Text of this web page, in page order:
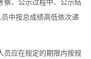
察、公示过程中、公示结
中按总成绩高低依次递
员应在规定的期限内按规